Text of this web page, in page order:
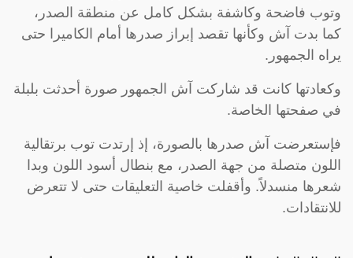
وتوب فاضحة وكاشفة بشكل كامل عن منطقة الصدر،
كما بدت آش وكأنها تقصد إبراز صدرها أمام الكاميرا حتى
يراه الجمهور.
وكعادتها كانت قد شاركت آش الجمهور صورة أحدثت بلبلة
في صفحتها الخاصة.
فإستعرضت آش صدرها بالصورة، إذ إرتدت توب برتقالية
اللون متصلة من جهة الصدر، مع بنطال أسود اللون وبدا
شعرها منسدلاً. وأقفلت خاصية التعليقات حتى لا تتعرض
للانتقادات.